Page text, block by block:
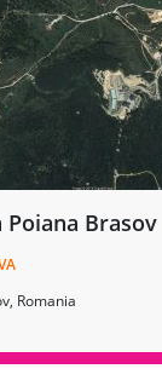
Brasov
Romania